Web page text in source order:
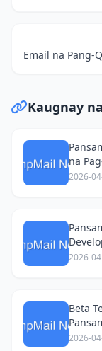
Kaugnay
na
2026-
2026-
Beta
2026-